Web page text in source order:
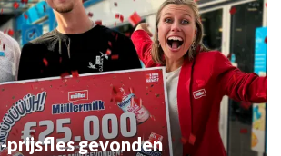
prijsfles gevonden